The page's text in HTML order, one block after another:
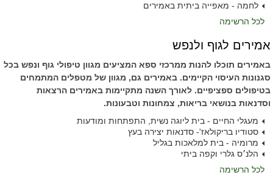
לחמה - מאפייה ביתית באמירים
לכל הרשימה
אמירים לגוף ולנפש
באמירים תוכלו להנות ממרכזי ספא המציעים מגוון טיפולי גוף ונפש בכל
סגנונות העיסוי הקיימים. באמירים גם, מגוון של מטפלים המתמחים
בטיפולים ספציפיים. לאורך השנה מתקיימות באמירים הרצאות
וסדנאות בנושאי בריאות, צמחונות וטבעונות.
מעגלי החיים - בית ליוגה נשית, התפתחות ומודעות
סטודיו בריקולאז'- סדנאות יצירה בעץ
מרומיה - בית למלאכות בגליל
הלנ׳ס גלרי וקפה ביתי
לכל הרשימה